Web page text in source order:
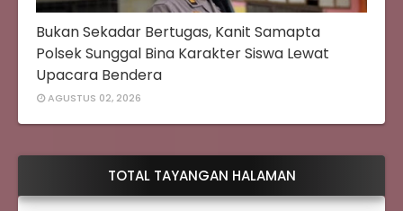
Bukan Sekadar Bertugas, Kanit Samapta
Polsek Sunggal Bina Karakter Siswa Lewat
Upacara Bendera
AGUSTUS 02, 2026
TOTAL TAYANGAN HALAMAN